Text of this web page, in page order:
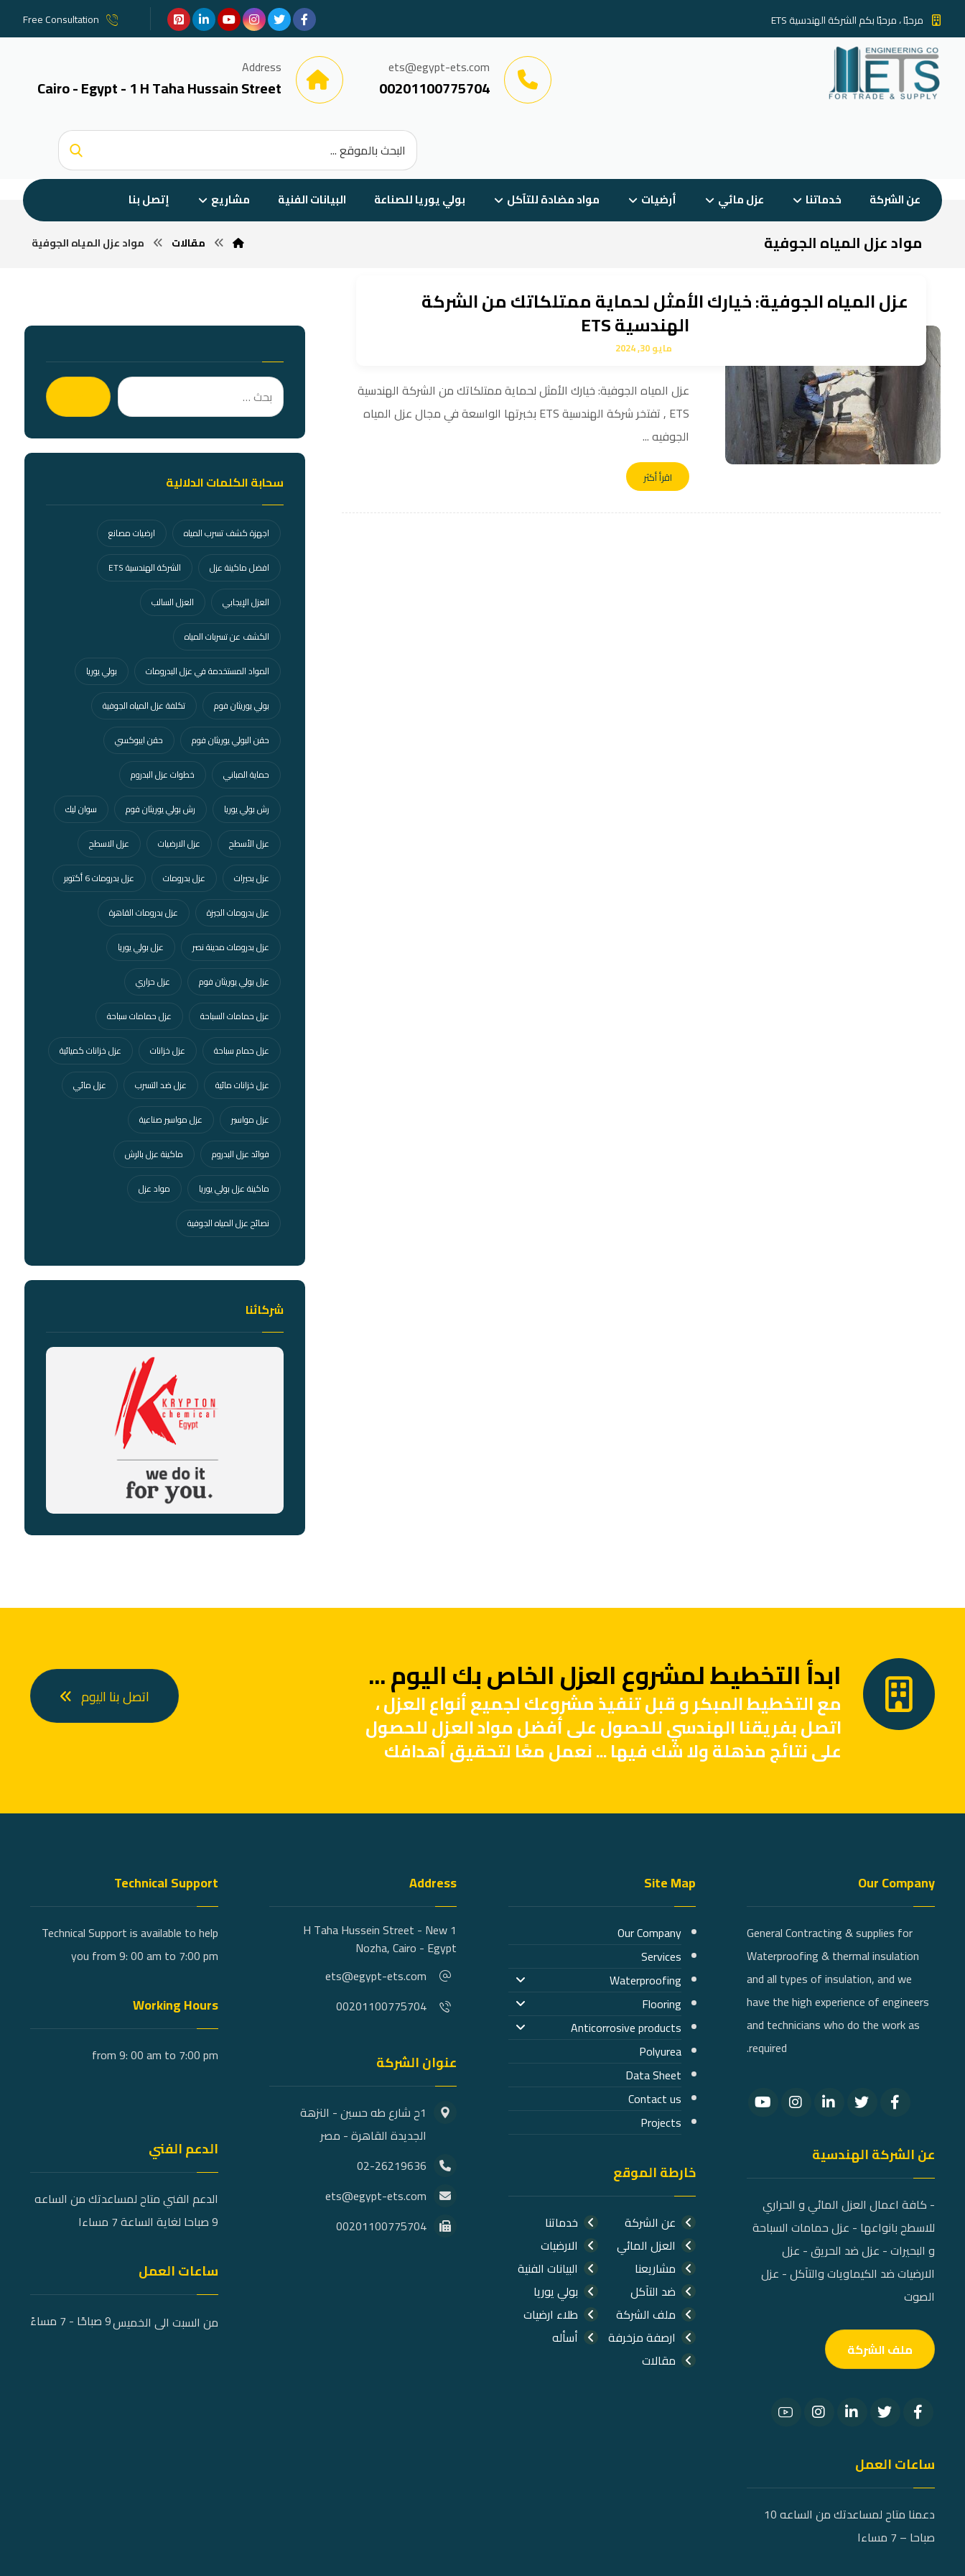
مرحبًا ، مرحبًا بكم الشركة الهندسية ETS Free Consultation
Address
Cairo - Egypt - 1 H Taha Hussain Street
ets@egypt-ets.com
00201100775704
عن الشركة خدماتنا عزل مائي أرضيات مواد مضادة للتآكل بولي يوريا للصناعة البيانات الفنية مشاريع إتصل بنا
مواد عزل المياه الجوفية مقالات مواد عزل المياه الجوفية
عزل المياه الجوفية: خيارك الأمثل لحماية ممتلكاتك من الشركة
الهندسية ETS
مايو 30, 2024
عزل المياه الجوفية: خيارك الأمثل لحماية ممتلكاتك من الشركة الهندسية
ETS , تفتخر شركة الهندسية ETS بخبرتها الواسعة في مجال عزل المياه
الجوفيه ...
اقرأ أكثر سحابة الكلمات الدلالية
اجهزة كشف تسرب المياه ارضيات مصانع
افضل ماكينة عزل الشركة الهندسية ETS
العزل الإيجابي العزل السالب
الكشف عن تسربات المياه
المواد المستخدمة في عزل البدرومات بولي يوريا
بولي يوريثان فوم تكلفة عزل المياه الجوفية
حقن البولي يوريثان فوم حقن ايبوكسي
حماية المباني خطوات عزل البدروم
رش بولي يوريا رش بولي يوريثان فوم سوان ليك
عزل الأسطح عزل الارضيات عزل الاسطح
عزل بحيرات عزل بدرومات عزل بدرومات 6 أكتوبر
عزل بدرومات الجيزة عزل بدرومات القاهرة
عزل بدرومات مدينة نصر عزل بولي يوريا
عزل بولي يوريثان فوم عزل حراري
عزل حمامات السباحة عزل حمامات سباحة
عزل حمام سباحة عزل خزانات عزل خزانات كميائية
عزل خزانات مائية عزل ضد التسرب عزل مائي
عزل مواسير عزل مواسير صناعية
فوائد عزل البدروم ماكينة عزل بالرش
ماكينة عزل بولي يوريا مواد عزل
نصائح عزل المياه الجوفية
شركائنا
ابدأ التخطيط لمشروع العزل الخاص بك اليوم ...
مع التخطيط المبكر و قبل تنفيذ مشروعك لجميع أنواع العزل ،
اتصل بفريقنا الهندسي للحصول على أفضل مواد العزل للحصول
على نتائج مذهلة ولا شك فيها ... نعمل معًا لتحقيق أهدافك
اتصل بنا اليوم
Our Company
General Contracting & supplies for
Waterproofing & thermal insulation
and all types of insulation, and we
have the high experience of engineers
and technicians who do the work as
required.
عن الشركة الهندسية
- كافة اعمال العزل المائي و الحراري
للاسطح بانواعها - عزل حمامات السباحة
و البحيرات - عزل ضد الحريق - عزل
الارضيات ضد الكيماويات والتآكل - عزل
الصوت
ملف الشركة
ساعات العمل
دعمنا متاح لمساعدتك من الساعه 10
صباحا – 7 مساءا
Site Map
Our Company
Services
Waterproofing
Flooring
Anticorrosive products
Polyurea
Data Sheet
Contact us
Projects
خارطة الموقع
عن الشركة
خدماتنا
العزل المائي
الارضيات
مشاريعنا
البيانات الفنية
ضد التآكل
بولي يوريا
ملف الشركة
طلاء ارضيات
ارصفة مزخرفة
أسأله
مقالات
Address
1 H Taha Hussein Street - New
Nozha, Cairo - Egypt
ets@egypt-ets.com
00201100775704
عنوان الشركة
1ح شارع طه حسين - النزهة
الجديدة القاهرة - مصر
02-26219636
ets@egypt-ets.com
00201100775704
Technical Support
Technical Support is available to help
you from 9: 00 am to 7:00 pm
Working Hours
from 9: 00 am to 7:00 pm
الدعم الفني
الدعم الفني متاح لمساعدتك من الساعه
9 صباحا لغاية الساعة 7 مساءا
ساعات العمل
من السبت الى الخميس9 صباحًا - 7 مساءً